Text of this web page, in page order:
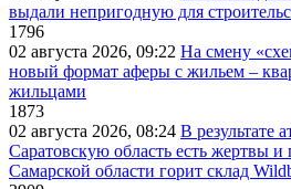
выдали непригодную для
1796
02 августа 2026, 09:22 На смену
новый формат аферы с жильем –
жильцами
1873
02 августа 2026, 08:24 В результате
Саратовскую область есть жертвы и
Самарской области горит склад